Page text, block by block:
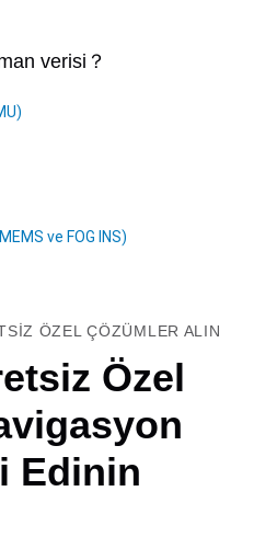
verisi ？
ve FOG INS)
ÖZEL ÇÖZÜMLER ALIN
Özel
Edinin